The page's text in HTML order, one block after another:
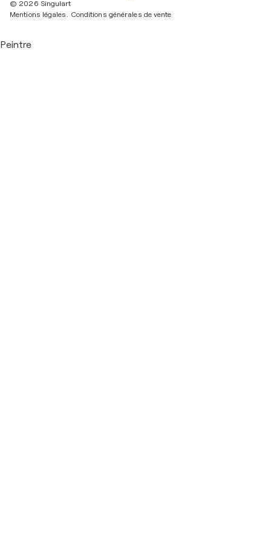
© 2026 Singulart
Mentions légales. Conditions générales de vente
Peintre